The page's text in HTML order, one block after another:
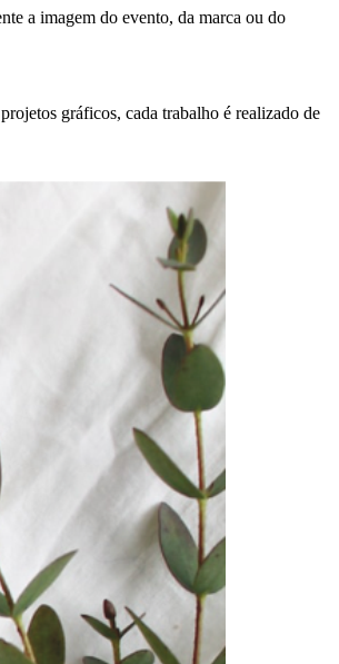
a imagem do evento, da marca ou do
gráficos, cada trabalho é realizado de